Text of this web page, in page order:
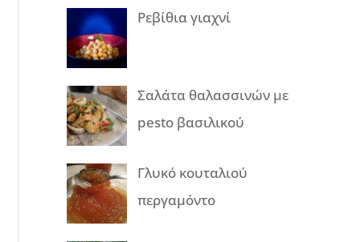
Ρεβίθια γιαχνί
Σαλάτα θαλασσινών με
pesto βασιλικού
Γλυκό κουταλιού
περγαμόντο